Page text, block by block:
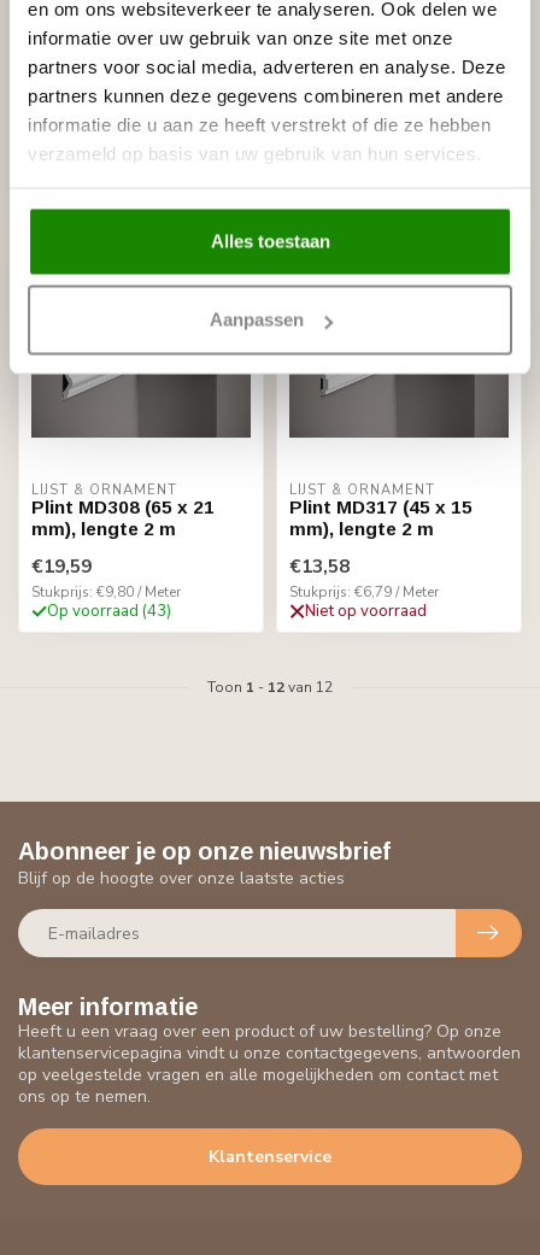
en om ons websiteverkeer te analyseren. Ook delen we
informatie over uw gebruik van onze site met onze
partners voor social media, adverteren en analyse. Deze
partners kunnen deze gegevens combineren met andere
informatie die u aan ze heeft verstrekt of die ze hebben
verzameld op basis van uw gebruik van hun services.
Alles toestaan
Aanpassen
LIJST & ORNAMENT
Plint MD346 (61 x 23
€19,96
LIJST & ORNAMENT
Plint MD007 (73 x 23
€16,08
LIJST & ORNAMENT
Plint MD308 (65 x 21
mm), lengte 2 m
€19,59
Stukprijs: €9,80 / Meter
Op voorraad (43)
LIJST & ORNAMENT
Plint MD317 (45 x 15
mm), lengte 2 m
€13,58
Stukprijs: €6,79 / Meter
Niet op voorraad
Toon 1 - 12van 12
Meer informatie
Heeft u een vraag over een product of uw bestelling? Op onze
klantenservicepagina vindt u onze contactgegevens, antwoorden
op veelgestelde vragen en alle mogelijkheden om contact met
ons op te nemen.
Klantenservice
Abonneer je op onze nieuwsbrief
Blijf op de hoogte over onze laatste acties